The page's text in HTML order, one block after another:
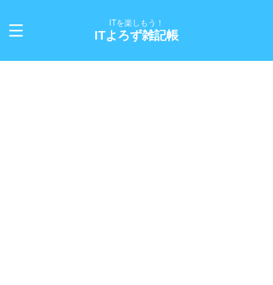
ITを楽しもう！
ITよろず雑記帳